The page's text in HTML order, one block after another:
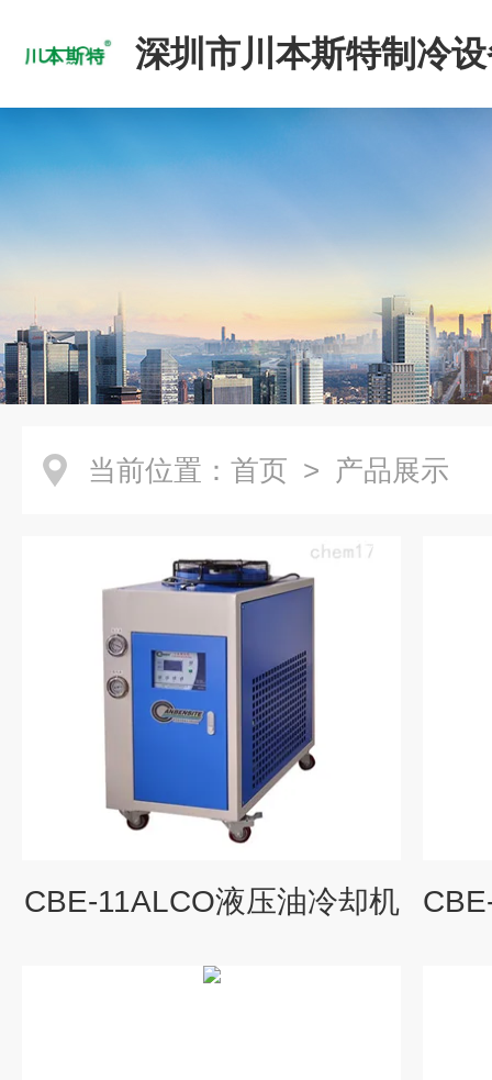
深圳市川本斯特制冷
公司
当前位置： 首页 > 产品展示
CBE-11ALCO液压油冷却机